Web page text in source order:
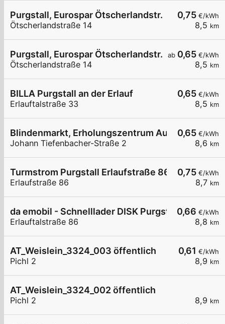
0,75 €/kWh
8,5 km
Purgstall, Eurospar Ötscherlandstr.
Ötscherlandstraße 14
ab 0,65 €/kWh
8,5 km
Purgstall, Eurospar Ötscherlandstr.
Ötscherlandstraße 14
0,65 €/kWh
8,5 km
BILLA Purgstall an der Erlauf
Erlauftalstraße 33
0,65 €/kWh
8,6 km
Blindenmarkt, Erholungszentrum Auseen
Johann Tiefenbacher-Straße 2
0,75 €/kWh
8,7 km
Turmstrom Purgstall Erlaufstraße 86
Erlaufstraße 86
0,66 €/kWh
8,8 km
da emobil - Schnelllader DISK Purgstall
Erlauftalstraße 86
0,61 €/kWh
8,9 km
AT_Weislein_3324_003 öffentlich
Pichl 2
8,9 km
AT_Weislein_3324_002 öffentlich
Pichl 2